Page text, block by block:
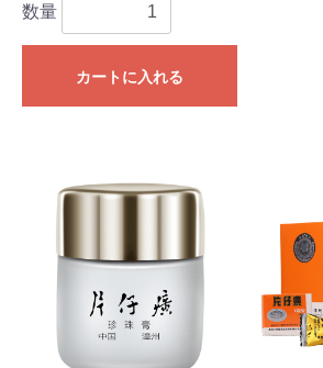
数量
カートに入れる